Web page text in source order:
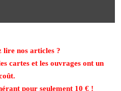
lire nos articles ?
cartes et les ouvrages ont un
pour seulement 10 €!